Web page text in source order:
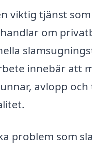
viktig tjänst
om
innebär att
avlopp
problem som